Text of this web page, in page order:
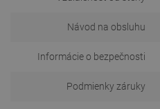
Návod na obsluhu
Informácie o bezpečnosti
Podmienky záruky